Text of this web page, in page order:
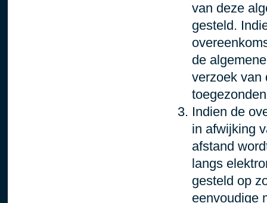
van deze
gesteld.
de
verzoek van
Indien de
in afwijking
afstand
langs
gesteld op
eenvoudige